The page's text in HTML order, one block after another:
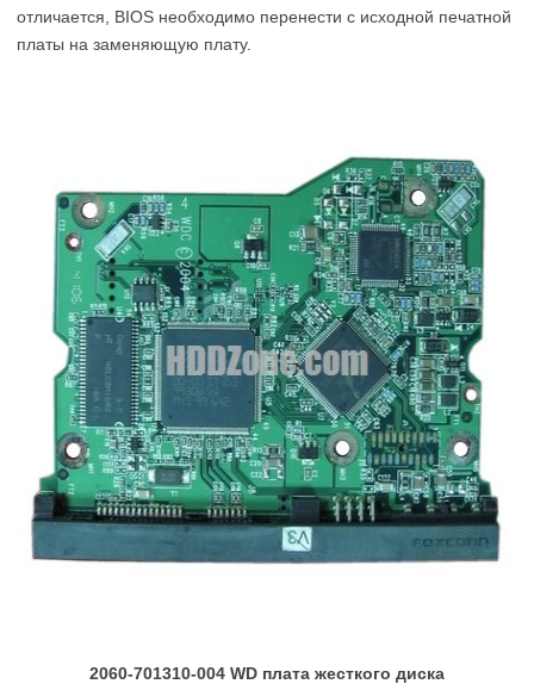
отличается, BIOS необходимо перенести с исходной печатной
платы на заменяющую плату.
2060-701310-004 WD плата жесткого диска